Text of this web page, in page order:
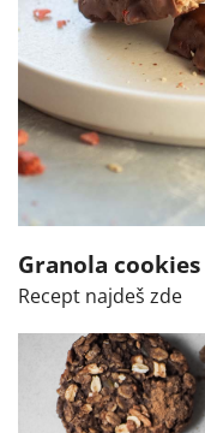
Granola cookies
Recept najdeš zde